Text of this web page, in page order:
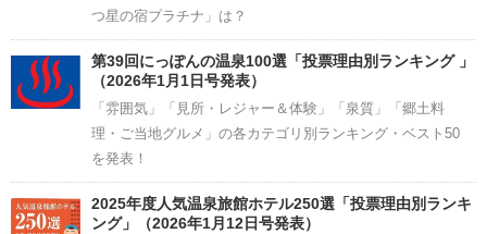
つ星の宿プラチナ」は？
第39回にっぽんの温泉100選「投票理由別ランキング 」
（2026年1月1日号発表）
「雰囲気」「見所・レジャー＆体験」「泉質」「郷土料
理・ご当地グルメ」の各カテゴリ別ランキング・ベスト50
を発表！
2025年度人気温泉旅館ホテル250選「投票理由別ランキ
ング」（2026年1月12日号発表）